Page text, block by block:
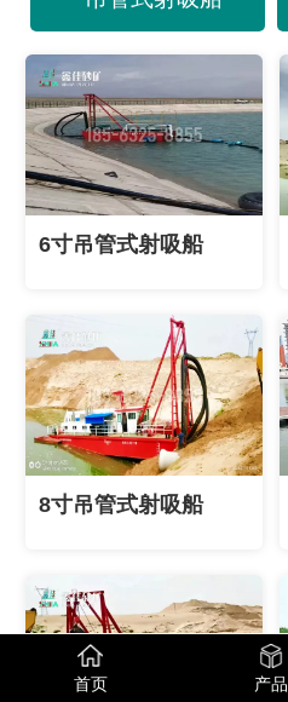
6寸吊管式射吸船
8寸吊管式射吸船
首页 产品